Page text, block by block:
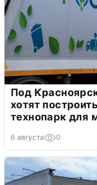
Под
хотят
технопарк для
6 августа 0